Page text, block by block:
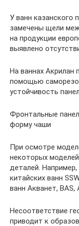
У ванн казанского
замечены щели
на продукции
выявлено
На ваннах Акрилан
помощью
устойчивость
Фронтальные
форму чаши
При осмотре
некоторых
деталей.
китайских ванн
ванн Акванет, BAS,
Несоответствие
приводит к